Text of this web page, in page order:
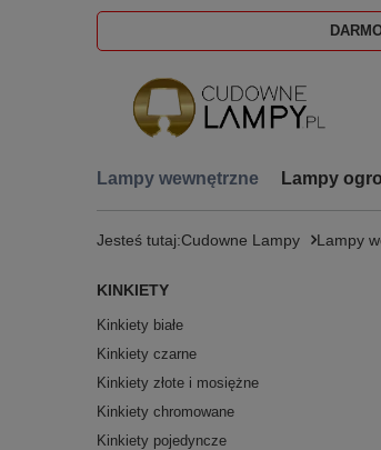
Lampy wewnętrzne Lampy
Jesteś tutaj:Cudowne Lampy Lampy
KINKIETY
Kinkiety białe
Kinkiety czarne
Kinkiety złote i mosiężne
Kinkiety chromowane
Kinkiety pojedyncze